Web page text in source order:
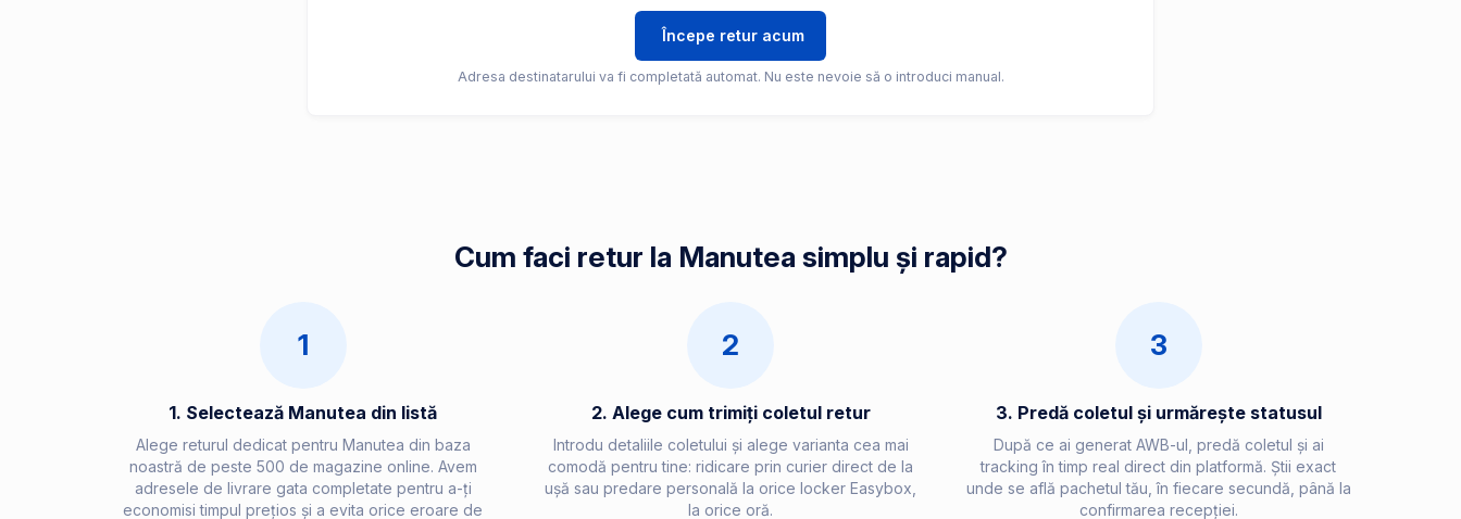
Începe retur acum
Adresa destinatarului va fi completată automat. Nu este nevoie să o introduci manual.
Cum faci retur la Manutea simplu și rapid?
1
1. Selectează Manutea din listă
Alege returul dedicat pentru Manutea din baza
noastră de peste 500 de magazine online. Avem
adresele de livrare gata completate pentru a-ți
economisi timpul prețios și a evita orice eroare de
2
2. Alege cum trimiți coletul retur
Introdu detaliile coletului și alege varianta cea mai
comodă pentru tine: ridicare prin curier direct de la
ușă sau predare personală la orice locker Easybox,
la orice oră.
3
3. Predă coletul și urmărește statusul
După ce ai generat AWB-ul, predă coletul și ai
tracking în timp real direct din platformă. Știi exact
unde se află pachetul tău, în fiecare secundă, până la
confirmarea recepției.